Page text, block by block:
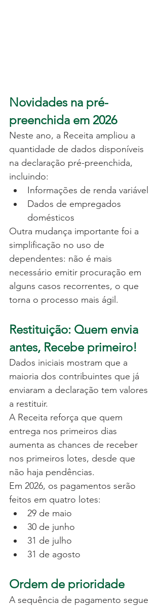
Novidades na pré-
preenchida em 2026
Neste ano, a Receita ampliou a
quantidade de dados disponíveis
na declaração pré-preenchida,
incluindo:
Informações de renda variável
Dados de empregados
domésticos
Outra mudança importante foi a
simplificação no uso de
dependentes: não é mais
necessário emitir procuração em
alguns casos recorrentes, o que
torna o processo mais ágil.
Restituição: Quem envia
antes, Recebe primeiro!
Dados iniciais mostram que a
maioria dos contribuintes que já
enviaram a declaração tem valores
a restituir.
A Receita reforça que quem
entrega nos primeiros dias
aumenta as chances de receber
nos primeiros lotes, desde que
não haja pendências.
Em 2026, os pagamentos serão
feitos em quatro lotes:
29 de maio
30 de junho
31 de julho
31 de agosto
Ordem de prioridade
A sequência de pagamento segue